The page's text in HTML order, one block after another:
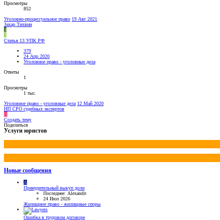
Просмотры
852
Уголовно-процессуальное право 19 Авг 2021
Захар Тихвин
З
3
Статья 13 УПК РФ
379
24 Апр 2020
Уголовное право - уголовные дела
Ответы
1
Просмотры
1 тыс.
Уголовное право - уголовные дела 12 Май 2020
НП СРО судебных экспертов
Н
Создать тему
Поделиться
Услуги юристов
Новые сообщения
A
Принудительный выкуп доли
Последнее: Alexandit
24 Июл 2026
Жилищное право - жилищные споры
Ошибка в трудовом договоре